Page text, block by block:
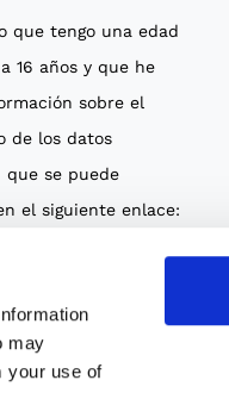
may
your use of
que tengo una edad
16 años y que he
sobre el
de los datos
que se puede
el siguiente enlace:
correos
periódicos que